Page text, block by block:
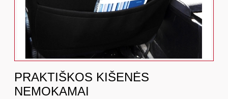
PRAKTIŠKOS KIŠENĖS
NEMOKAMAI